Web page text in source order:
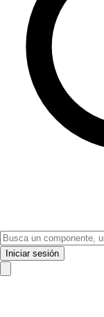
Iniciar sesión